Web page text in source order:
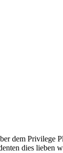
dem
dies lieben